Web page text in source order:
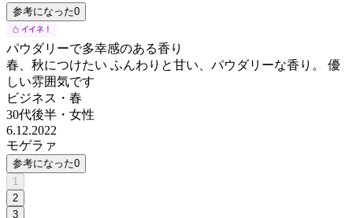
参考になった0
パウダリーで多幸感のある香り
春、秋につけたい ふんわりと甘い、パウダリーな香り。 優
しい雰囲気です
ビジネス・春
30代後半 ・ 女性
6.12.2022
モゲラァ
参考になった0
1
2
3